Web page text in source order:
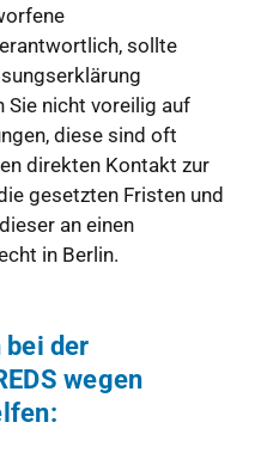
sollte
Sie nicht voreilig auf
diese sind oft
direkten Kontakt zur
gesetzten Fristen und
an einen
in Berlin.
bei der
wegen